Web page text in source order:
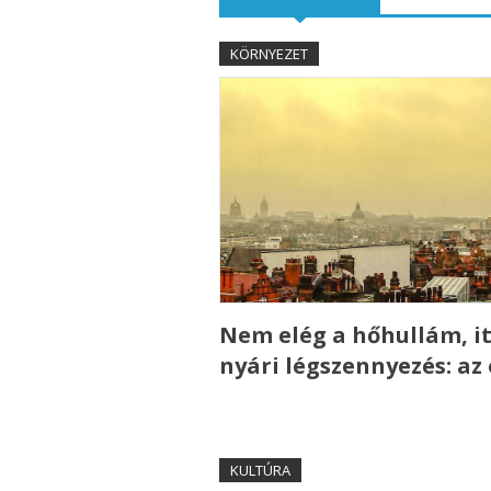
KÖRNYEZET
Nem elég a hőhullám,
nyári légszennyezés: az
KULTÚRA